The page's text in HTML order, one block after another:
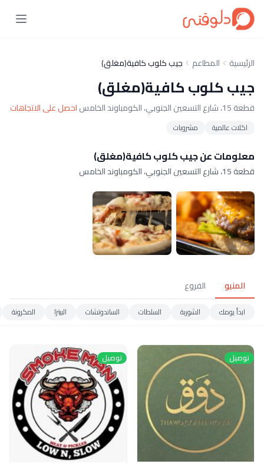
الرئيسية المطاعم جيب كلوب كافية(مغلق)
جيب كلوب كافية(مغلق)
قطعة 15، شارع التسعين الجنوبي، الكومباوند الخامس احصل على الاتجاهات
اكلات عالمية مشروبات
معلومات عن جيب كلوب كافية(مغلق)
قطعة 15، شارع التسعين الجنوبي، الكومباوند الخامس
المنيو الفروع
ابدأ يومك الشوربة السلطات الساندوتشات البيتزا المكرونة
توصيل توصيل